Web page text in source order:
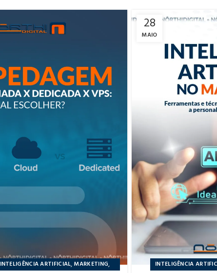
INTELIGÊNCIA ARTIFICIAL, MARKETING,
28
MAIO
INTELIGÊNCIA